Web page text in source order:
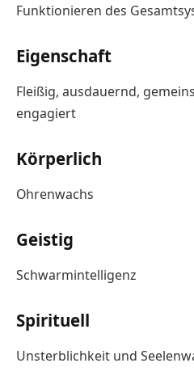
Funktionieren des
Eigenschaft
Fleißig, ausdauernd,
engagiert
Körperlich
Ohrenwachs
Geistig
Schwarmintelligenz
Spirituell
Unsterblichkeit und